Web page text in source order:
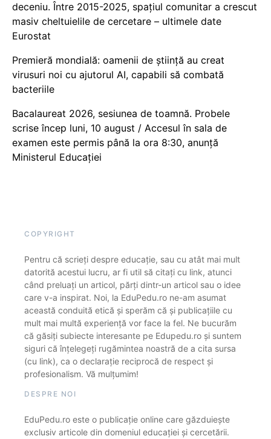
deceniu. Între 2015-2025, spațiul comunitar a crescut
masiv cheltuielile de cercetare – ultimele date
Eurostat
Premieră mondială: oamenii de știință au creat
virusuri noi cu ajutorul AI, capabili să combată
bacteriile
Bacalaureat 2026, sesiunea de toamnă. Probele
scrise încep luni, 10 august / Accesul în sala de
examen este permis până la ora 8:30, anunță
Ministerul Educației
COPYRIGHT
Pentru că scrieți despre educație, sau cu atât mai mult
datorită acestui lucru, ar fi util să citați cu link, atunci
când preluați un articol, părți dintr-un articol sau o idee
care v-a inspirat. Noi, la EduPedu.ro ne-am asumat
această conduită etică și sperăm că și publicațiile cu
mult mai multă experiență vor face la fel. Ne bucurăm
că găsiți subiecte interesante pe Edupedu.ro și suntem
siguri că înțelegeți rugămintea noastră de a cita sursa
(cu link), ca o declarație reciprocă de respect și
profesionalism. Vă mulțumim!
DESPRE NOI
EduPedu.ro este o publicație online care găzduiește
exclusiv articole din domeniul educației și cercetării.